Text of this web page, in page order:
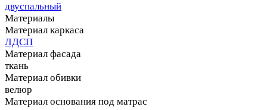
двуспальный
Материалы
Материал каркаса
ЛДСП
Материал фасада
ткань
Материал обивки
велюр
Материал основания под матрас